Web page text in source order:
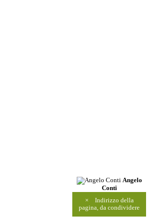
Angelo
Conti
×
Indirizzo della
pagina, da condividere